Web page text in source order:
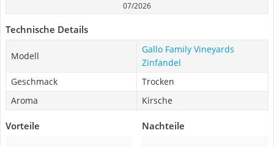
07/2026
Technische Details
Modell
Gallo Family Vineyards
Zinfandel
Geschmack
Trocken
Aroma
Kirsche
Vorteile Nachteile